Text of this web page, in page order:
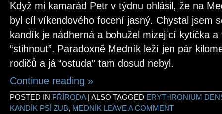
Když mi kamarád Petr v týdnu ohlásil, že na
byl cíl víkendového focení jasný. Chystal jsem
kandík je nádherná a bohužel mizející kytička
“stihnout”. Paradoxně Medník leží jen pár
rodičů a já “ostuda” tam dosud nebyl.
Continue reading »
POSTED IN PŘÍRODA | ALSO TAGGED ERYTHRONIUM
KANDÍK PSÍ ZUB, MEDNÍK LEAVE A COMMENT